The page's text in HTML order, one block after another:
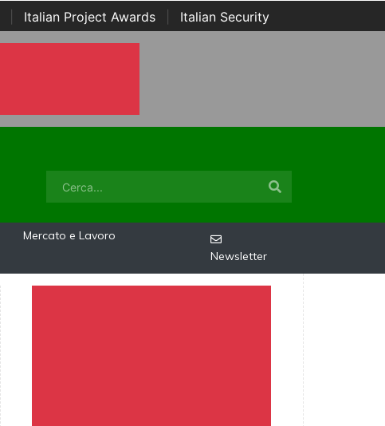
Italian Project Awards
Italian Security
Mercato e Lavoro
Newsletter